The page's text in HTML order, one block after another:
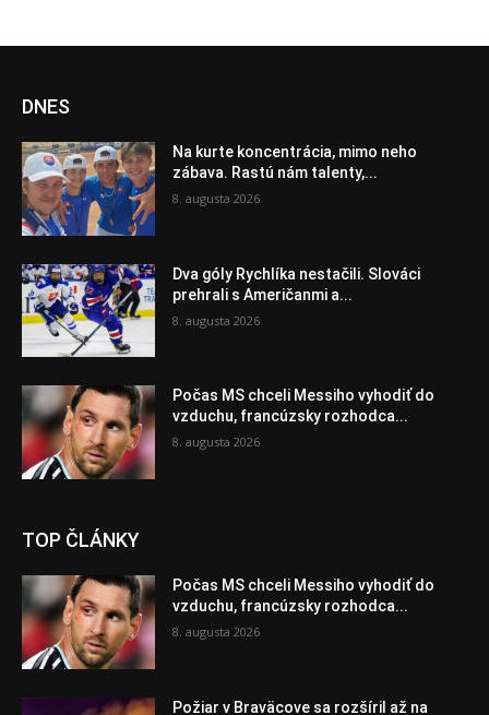
DNES
Na kurte koncentrácia, mimo neho
zábava. Rastú nám talenty,...
8. augusta 2026
Dva góly Rychlíka nestačili. Slováci
prehrali s Američanmi a...
8. augusta 2026
Počas MS chceli Messiho vyhodiť do
vzduchu, francúzsky rozhodca...
8. augusta 2026
TOP ČLÁNKY
Počas MS chceli Messiho vyhodiť do
vzduchu, francúzsky rozhodca...
8. augusta 2026
Požiar v Braväcove sa rozšíril až na